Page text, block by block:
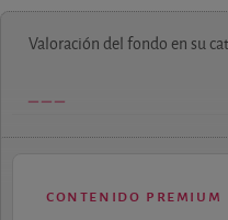
Valoración del fondo en su
contenido premium